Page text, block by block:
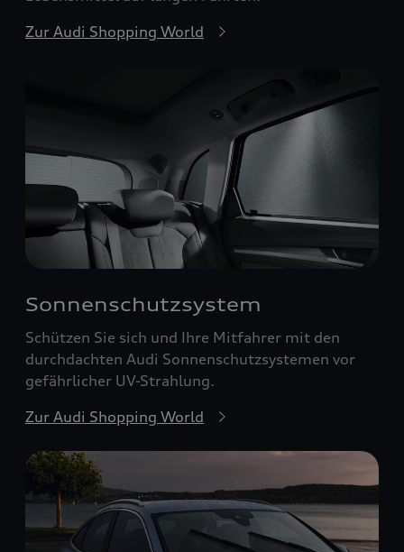
Zur Audi Shopping World
Sonnenschutzsystem
Schützen Sie sich und Ihre Mitfahrer mit den
durchdachten Audi Sonnenschutzsystemen vor
gefährlicher UV-Strahlung.
Zur Audi Shopping World